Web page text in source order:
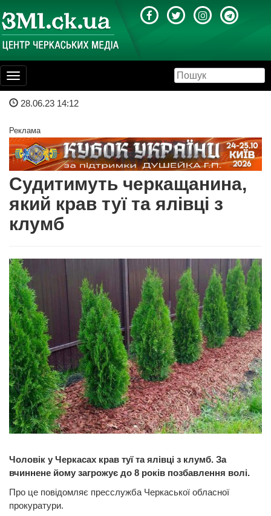
Toggle
navigation
28.06.23 14:12
Реклама
Судитимуть черкащанина,
який крав туї та ялівці з
клумб
Чоловік у Черкасах крав туї та ялівці з клумб. За
вчиннене йому загрожує до 8 років позбавлення волі.
Про це повідомляє пресслужба Черкаської обласної
прокуратури.